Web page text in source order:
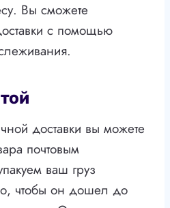
Вы сможете
с помощью
доставки вы можете
почтовым
ваш груз
чтобы он дошел до